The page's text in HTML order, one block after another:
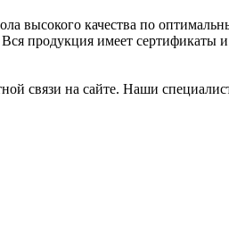
высокого качества по
продукция имеет сертификаты
связи на сайте. Наши